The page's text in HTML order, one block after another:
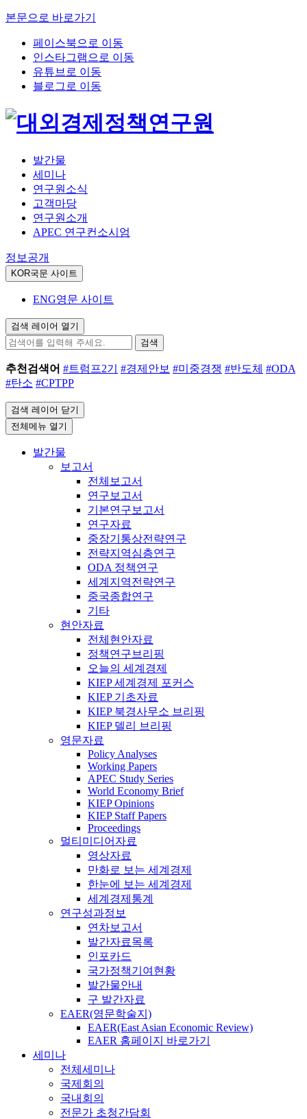
본문으로 바로가기
페이스북으로 이동
인스타그램으로 이동
유튜브로 이동
블로그로 이동
발간물
세미나
연구원소식
고객마당
연구원소개
APEC 연구컨소시엄
정보공개
KOR국문 사이트
ENG영문 사이트
검색 레이어 열기
검색
추천검색어 #트럼프2기 #경제안보 #미중경쟁 #반도체 #ODA
#탄소 #CPTPP
검색 레이어 닫기
전체메뉴 열기
발간물
보고서
전체보고서
연구보고서
기본연구보고서
연구자료
중장기통상전략연구
전략지역심층연구
ODA 정책연구
세계지역전략연구
중국종합연구
기타
현안자료
전체현안자료
정책연구브리핑
오늘의 세계경제
KIEP 세계경제 포커스
KIEP 기초자료
KIEP 북경사무소 브리핑
KIEP 델리 브리핑
영문자료
Policy Analyses
Working Papers
APEC Study Series
World Economy Brief
KIEP Opinions
KIEP Staff Papers
Proceedings
멀티미디어자료
영상자료
만화로 보는 세계경제
한눈에 보는 세계경제
세계경제통계
연구성과정보
연차보고서
발간자료목록
인포카드
국가정책기여현황
발간물안내
구 발간자료
EAER(영문학술지)
EAER(East Asian Economic Review)
EAER 홈페이지 바로가기
세미나
전체세미나
국제회의
국내회의
전문가 초청간담회